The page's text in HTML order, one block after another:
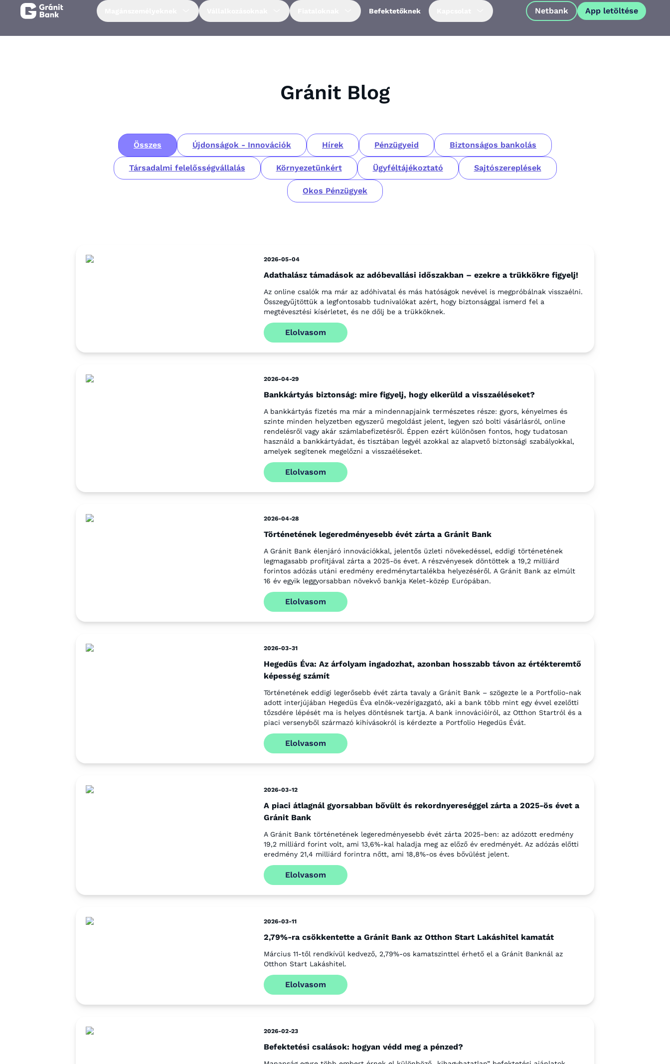
Befektetőknek Netbank App letöltése
Gránit Blog
Összes Újdonságok - Innovációk Hírek Pénzügyeid Biztonságos bankolás
Társadalmi felelősségvállalás Környezetünkért Ügyféltájékoztató Sajtószereplések
Okos Pénzügyek
2026-05-04
Adathalász támadások az adóbevallási időszakban – ezekre a trükkökre figyelj!
Az online csalók ma már az adóhivatal és más hatóságok nevével is megpróbálnak visszaélni.
Összegyűjtöttük a legfontosabb tudnivalókat azért, hogy biztonsággal ismerd fel a
megtévesztési kísérletet, és ne dőlj be a trükköknek.
Elolvasom
2026-04-29
Bankkártyás biztonság: mire figyelj, hogy elkerüld a visszaéléseket?
A bankkártyás fizetés ma már a mindennapjaink természetes része: gyors, kényelmes és
szinte minden helyzetben egyszerű megoldást jelent, legyen szó bolti vásárlásról, online
rendelésről vagy akár számlabefizetésről. Éppen ezért különösen fontos, hogy tudatosan
használd a bankkártyádat, és tisztában legyél azokkal az alapvető biztonsági szabályokkal,
amelyek segítenek megelőzni a visszaéléseket.
Elolvasom
2026-04-28
Történetének legeredményesebb évét zárta a Gránit Bank
A Gránit Bank élenjáró innovációkkal, jelentős üzleti növekedéssel, eddigi történetének
legmagasabb profitjával zárta a 2025-ös évet. A részvényesek döntöttek a 19,2 milliárd
forintos adózás utáni eredmény eredménytartalékba helyezéséről. A Gránit Bank az elmúlt
16 év egyik leggyorsabban növekvő bankja Kelet-közép Európában.
Elolvasom
2026-03-31
Hegedüs Éva: Az árfolyam ingadozhat, azonban hosszabb távon az értékteremtő
képesség számít
Történetének eddigi legerősebb évét zárta tavaly a Gránit Bank – szögezte le a Portfolio-nak
adott interjújában Hegedüs Éva elnök-vezérigazgató, aki a bank több mint egy évvel ezelőtti
tőzsdére lépését ma is helyes döntésnek tartja. A bank innovációiról, az Otthon Startról és a
piaci versenyből származó kihívásokról is kérdezte a Portfolio Hegedüs Évát.
Elolvasom
2026-03-12
A piaci átlagnál gyorsabban bővült és rekordnyereséggel zárta a 2025-ös évet a
Gránit Bank
A Gránit Bank történetének legeredményesebb évét zárta 2025-ben: az adózott eredmény
19,2 milliárd forint volt, ami 13,6%-kal haladja meg az előző év eredményét. Az adózás előtti
eredmény 21,4 milliárd forintra nőtt, ami 18,8%-os éves bővülést jelent.
Elolvasom
2026-03-11
2,79%-ra csökkentette a Gránit Bank az Otthon Start Lakáshitel kamatát
Március 11-től rendkívül kedvező, 2,79%-os kamatszinttel érhető el a Gránit Banknál az
Otthon Start Lakáshitel.
Elolvasom
2026-02-23
Befektetési csalások: hogyan védd meg a pénzed?